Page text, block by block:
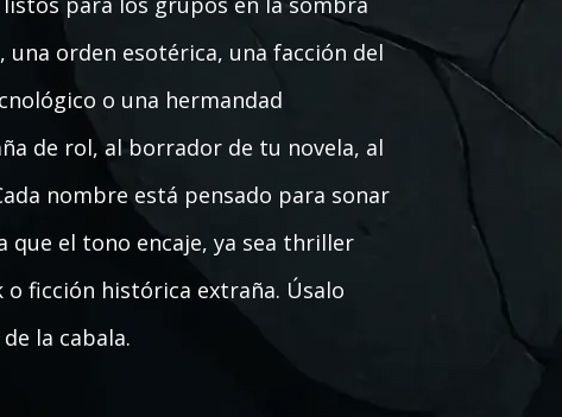
orden esotérica, una facción del
o una hermandad
de rol, al borrador de tu novela, al
nombre está pensado para sonar
que el tono encaje, ya sea thriller
ficción histórica extraña. Úsalo
la cabala.